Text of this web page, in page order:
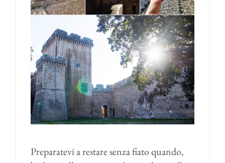
Preparatevi a restare senza fiato quando,